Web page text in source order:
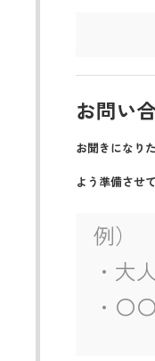
お問い
お聞きになり
よう準備させ